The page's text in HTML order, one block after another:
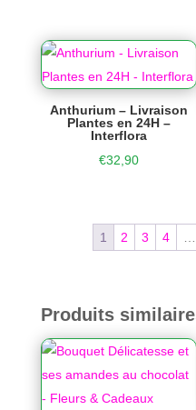
Anthurium – Livraison
Plantes en 24H –
Interflora
€32,90
1 2 3 4
Produits